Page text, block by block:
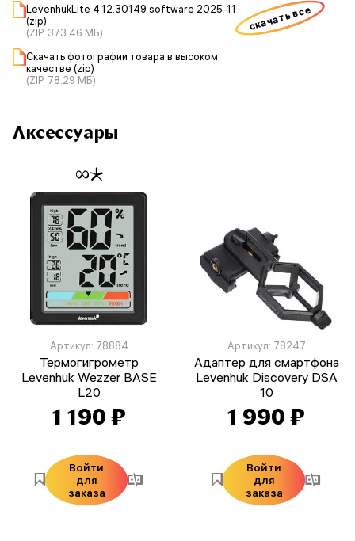
LevenhukLite 4.12.30149 software 2025-11
(zip)
(ZIP, 373.46 МБ)
Скачать фотографии товара в высоком
качестве (zip)
(ZIP, 78.29 МБ)
скачать все
Аксессуары
Артикул: 78884
Термогигрометр
Levenhuk Wezzer BASE
L20
1 190 ₽
Войти
для
заказа
Артикул: 78247
Адаптер для смартфона
Levenhuk Discovery DSA
10
1 990 ₽
Войти
для
заказа